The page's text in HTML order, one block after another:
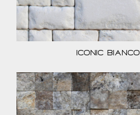
Iconic Bianco